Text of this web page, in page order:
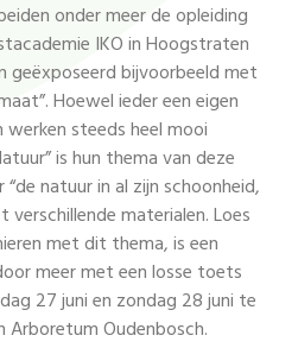
onder meer de opleiding
IKO in Hoogstraten
geëxposeerd bijvoorbeeld met
Hoewel ieder een eigen
steeds heel mooi
is hun thema van deze
natuur in al zijn schoonheid,
materialen. Loes
met dit thema, is een
meer met een losse toets
27 juni en zondag 28 juni te
Arboretum Oudenbosch.